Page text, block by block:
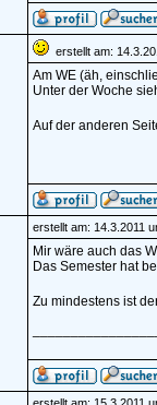
erstellt am:
Am WE (äh,
Unter der Woche
Auf der anderen
erstellt am: 14.3.2011
Mir wäre auch das
Das Semester hat
Zu mindestens ist